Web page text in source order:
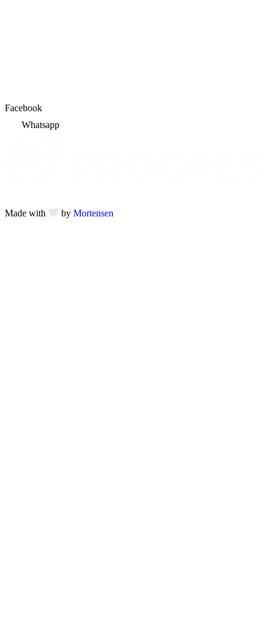
Facebook
Whatsapp
Made with byMortensen